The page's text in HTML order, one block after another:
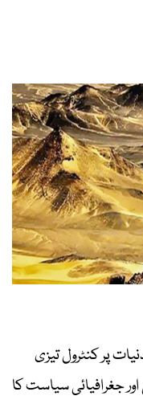
پر کنٹرول تیزی
جغرافیائی سیاست کا